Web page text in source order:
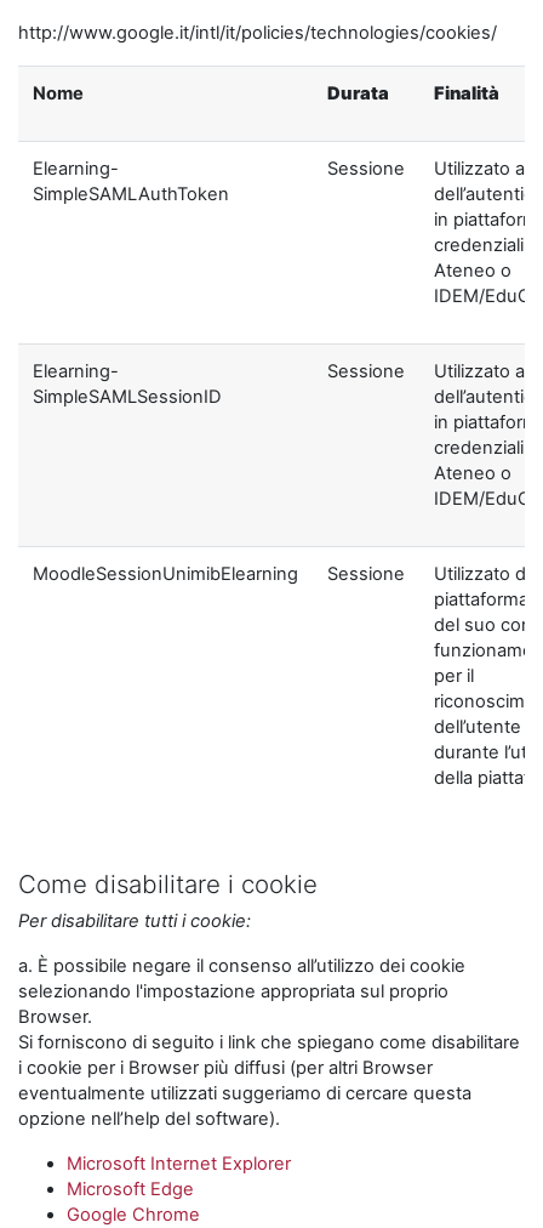
http://www.google.it/intl/it/policies/technologies/cookies/
Nome Durata Finalità
Elearning-
SimpleSAMLAuthToken
Sessione
Utilizzato ai
in
credenziali di
Ateneo o
IDEM/
Elearning-
SimpleSAMLSessionID
Sessione
Utilizzato ai
in
credenziali di
Ateneo o
IDEM/
MoodleSessionUnimibElearning Sessione
Utilizzato
piattaforma
del suo
per il
dell’utente
durante
della
Come disabilitare i cookie
Per disabilitare tutti i cookie:
a. È possibile negare il consenso all’utilizzo dei cookie
selezionando l'impostazione appropriata sul proprio
Browser.
Si forniscono di seguito i link che spiegano come disabilitare
i cookie per i Browser più diffusi (per altri Browser
eventualmente utilizzati suggeriamo di cercare questa
opzione nell’help del software).
Microsoft Internet Explorer
Microsoft Edge
Google Chrome